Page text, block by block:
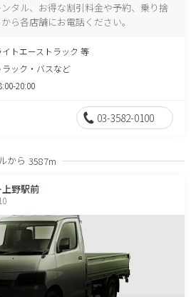
タル、お得な割引料金や予約、乗り捨
ら各店舗にお電話ください。
イトエーストラック 等
ラック・バスなど
20:00
03-3582-0100
から 3587m
上野駅前